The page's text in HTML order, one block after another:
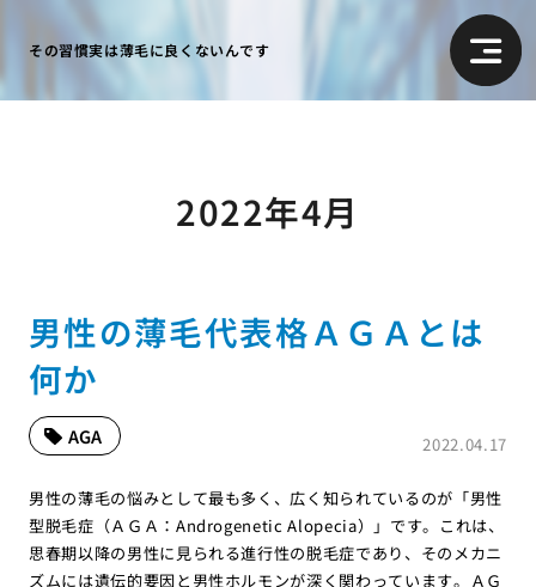
その習慣実は薄毛に良くないんです
2022年4月
男性の薄毛代表格ＡＧＡとは
何か
2022.04.17
AGA
男性の薄毛の悩みとして最も多く、広く知られているのが「男性
型脱毛症（ＡＧＡ：Androgenetic Alopecia）」です。これは、
思春期以降の男性に見られる進行性の脱毛症であり、そのメカニ
ズムには遺伝的要因と男性ホルモンが深く関わっています。ＡＧ